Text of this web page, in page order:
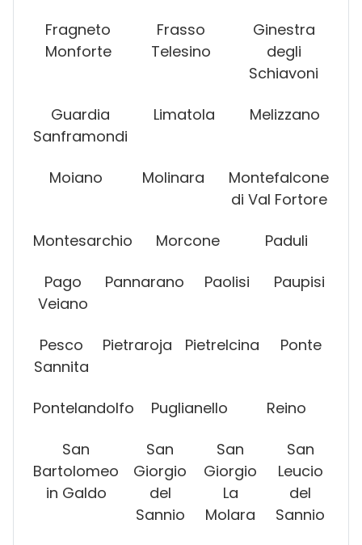
Fragneto
Monforte
Frasso
Telesino
Ginestra
degli
Schiavoni
Guardia
Sanframondi
Limatola Melizzano
Moiano Molinara
Montefalcone
di Val Fortore
Montesarchio Morcone Paduli
Pago
Veiano
Pannarano Paolisi Paupisi
Pesco
Sannita
Pietraroja Pietrelcina Ponte
Pontelandolfo Puglianello Reino
San
Bartolomeo
in Galdo
San
Giorgio
del
Sannio
San
Giorgio
La
Molara
San
Leucio
del
Sannio